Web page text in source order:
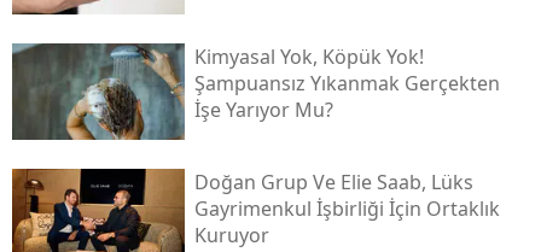
Kimyasal Yok, Köpük Yok!
Şampuansız Yıkanmak Gerçekten
İşe Yarıyor Mu?
Doğan Grup Ve Elie Saab, Lüks
Gayrimenkul İşbirliği İçin Ortaklık
Kuruyor